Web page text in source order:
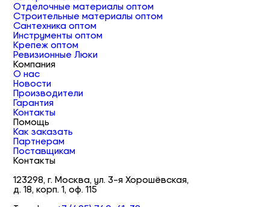
Отделочные материалы оптом
Строительные материалы оптом
Сантехника оптом
Инструменты оптом
Крепеж оптом
Ревизионные Люки
Компания
О нас
Новости
Производители
Гарантия
Контакты
Помощь
Как заказать
Партнерам
Поставщикам
Контакты
123298, г. Москва, ул. 3-я Хорошёвская,
д. 18, корп. 1, оф. 115